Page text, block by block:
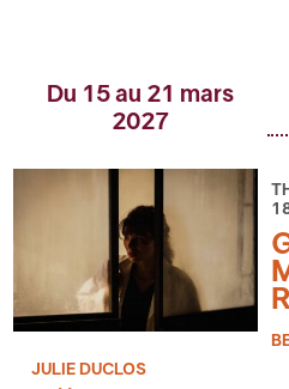
Du 15 au 21 mars
2027
JULIE DUCLOS